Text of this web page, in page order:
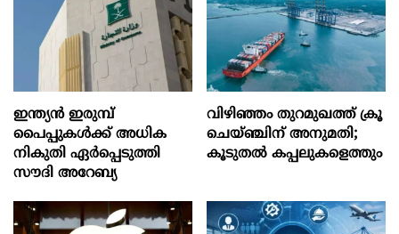
ഇന്ത്യൻ ഇരുമ്പ്
പൈപ്പുകൾക്ക് അധിക
നികുതി ഏർപ്പെടുത്തി
സൗദി അറേബ്യ
വിഴിഞ്ഞം തുറമുഖത്ത് ക്രൂ
ചെയ്ഞ്ചിന് അനുമതി;
കൂടുതൽ കപ്പലുകളെത്തും